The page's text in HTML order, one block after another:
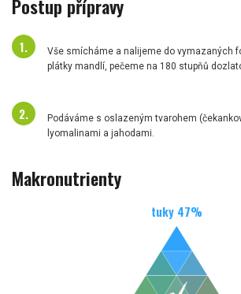
Postup přípravy
Vše smícháme a nalijeme do vymazaných
plátky mandlí, pečeme na 180 stupňů
Podáváme s oslazeným tvarohem
lyomalinami a jahodami.
Makronutrienty
tuky 47%